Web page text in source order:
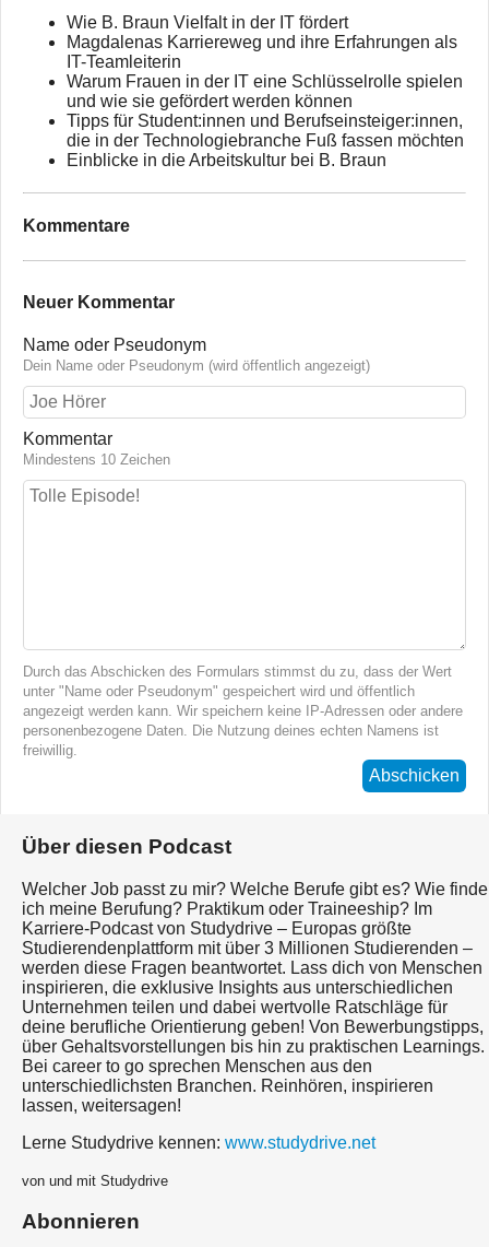
Wie B. Braun Vielfalt in der IT fördert
Magdalenas Karriereweg und ihre Erfahrungen als
IT-Teamleiterin
Warum Frauen in der IT eine Schlüsselrolle spielen
und wie sie gefördert werden können
Tipps für Student:innen und Berufseinsteiger:innen,
die in der Technologiebranche Fuß fassen möchten
Einblicke in die Arbeitskultur bei B. Braun
Kommentare
Neuer Kommentar
Name oder Pseudonym
Dein Name oder Pseudonym (wird öffentlich angezeigt)
Kommentar
Mindestens 10 Zeichen
Durch das Abschicken des Formulars stimmst du zu, dass der Wert
unter "Name oder Pseudonym" gespeichert wird und öffentlich
angezeigt werden kann. Wir speichern keine IP-Adressen oder andere
personenbezogene Daten. Die Nutzung deines echten Namens ist
freiwillig.
Abschicken
Über diesen Podcast
Welcher Job passt zu mir? Welche Berufe gibt es? Wie finde
ich meine Berufung? Praktikum oder Traineeship? Im
Karriere-Podcast von Studydrive – Europas größte
Studierendenplattform mit über 3 Millionen Studierenden –
werden diese Fragen beantwortet. Lass dich von Menschen
inspirieren, die exklusive Insights aus unterschiedlichen
Unternehmen teilen und dabei wertvolle Ratschläge für
deine berufliche Orientierung geben! Von Bewerbungstipps,
über Gehaltsvorstellungen bis hin zu praktischen Learnings.
Bei career to go sprechen Menschen aus den
unterschiedlichsten Branchen. Reinhören, inspirieren
lassen, weitersagen!
Lerne Studydrive kennen: www.studydrive.net
von und mit Studydrive
Abonnieren